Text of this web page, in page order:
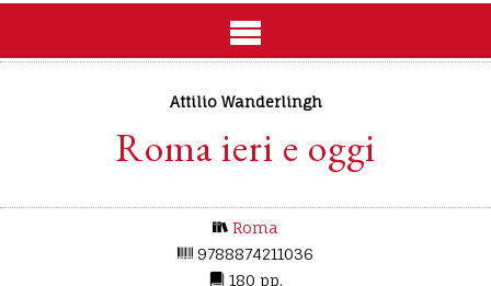
Attilio Wanderlingh
Roma ieri e oggi
Roma
9788874211036
180 pp.